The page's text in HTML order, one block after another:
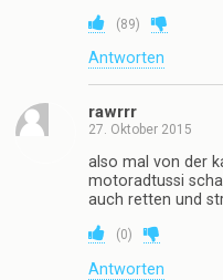
(89)
Antworten
rawrrr
27. Oktober 2015
also mal von der
motoradtussi
auch retten und
(0)
Antworten